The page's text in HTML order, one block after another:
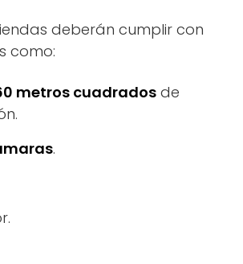
deberán cumplir con
como:
metros cuadradosde
.